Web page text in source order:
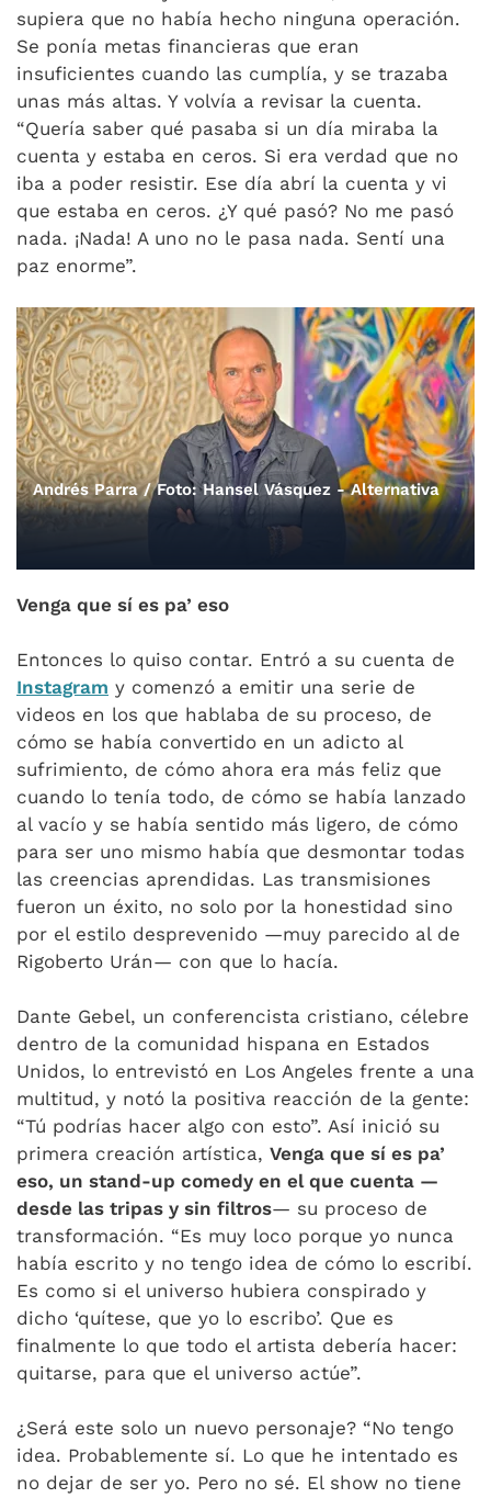
supiera que no había hecho ninguna operación.
Se ponía metas financieras que eran
insuficientes cuando las cumplía, y se trazaba
unas más altas. Y volvía a revisar la cuenta.
“Quería saber qué pasaba si un día miraba la
cuenta y estaba en ceros. Si era verdad que no
iba a poder resistir. Ese día abrí la cuenta y vi
que estaba en ceros. ¿Y qué pasó? No me pasó
nada. ¡Nada! A uno no le pasa nada. Sentí una
paz enorme”.
Andrés Parra / Foto: Hansel Vásquez - Alternativa
Venga que sí es pa’ eso
Entonces lo quiso contar. Entró a su cuenta de
Instagram y comenzó a emitir una serie de
videos en los que hablaba de su proceso, de
cómo se había convertido en un adicto al
sufrimiento, de cómo ahora era más feliz que
cuando lo tenía todo, de cómo se había lanzado
al vacío y se había sentido más ligero, de cómo
para ser uno mismo había que desmontar todas
las creencias aprendidas. Las transmisiones
fueron un éxito, no solo por la honestidad sino
por el estilo desprevenido —muy parecido al de
Rigoberto Urán— con que lo hacía.
Dante Gebel, un conferencista cristiano, célebre
dentro de la comunidad hispana en Estados
Unidos, lo entrevistó en Los Angeles frente a una
multitud, y notó la positiva reacción de la gente:
“Tú podrías hacer algo con esto”. Así inició su
primera creación artística, Venga que sí es pa’
eso, un stand-up comedy en el que cuenta —
desde las tripas y sin filtros— su proceso de
transformación. “Es muy loco porque yo nunca
había escrito y no tengo idea de cómo lo escribí.
Es como si el universo hubiera conspirado y
dicho ‘quítese, que yo lo escribo’. Que es
finalmente lo que todo el artista debería hacer:
quitarse, para que el universo actúe”.
¿Será este solo un nuevo personaje? “No tengo
idea. Probablemente sí. Lo que he intentado es
no dejar de ser yo. Pero no sé. El show no tiene